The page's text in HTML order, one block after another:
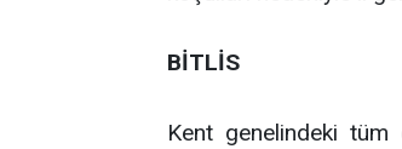
BİTLİS
Kent genelindeki